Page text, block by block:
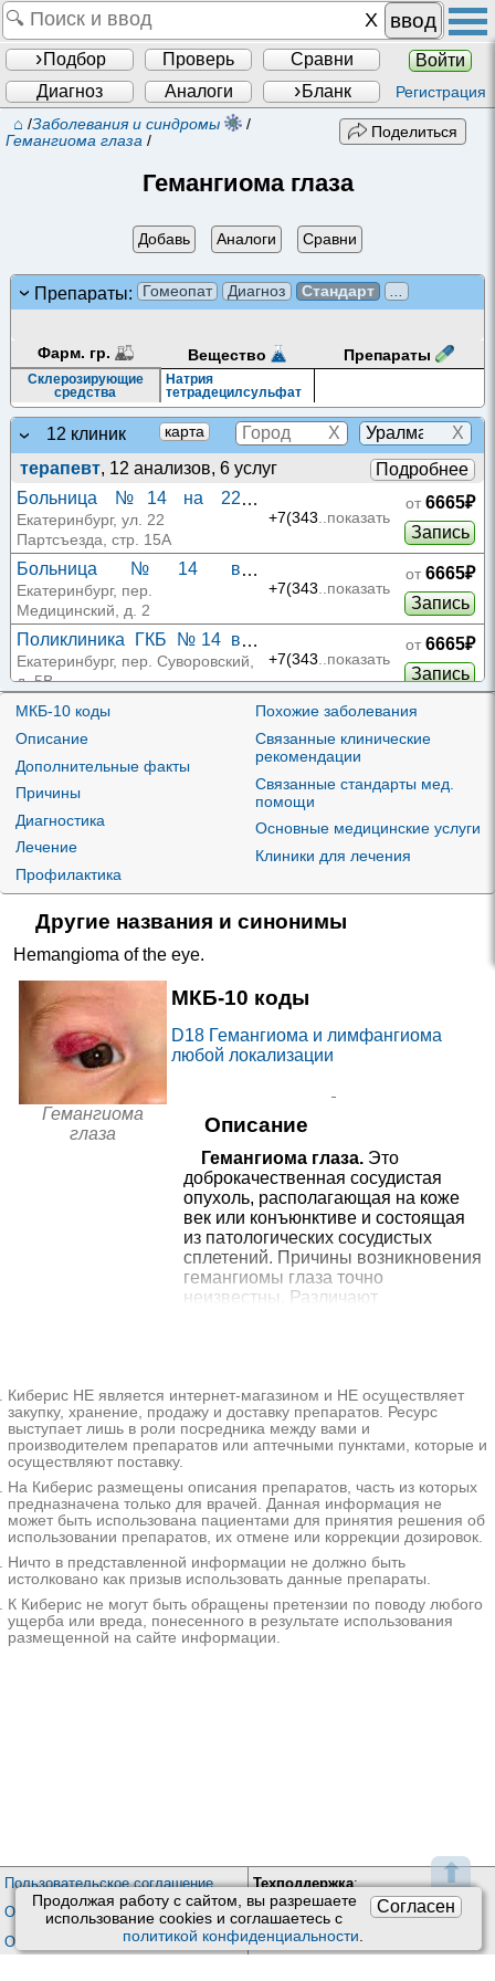
⬆
ввод
Подбор Проверь Сравни
Войти
Диагноз
Аналоги Бланк Регистрация
Согласен
Продолжая работу с сайтом, вы разрешаете
использование сookies и соглашаетесь с
политикой конфиденциальности.
⌂ /Заболевания и синдромы
/
Гемангиома глаза/
Поделиться
Гемангиома глаза
Добавь Аналоги Сравни
Препараты: Гомеопат Диагноз Стандарт
Фарм. гр. Вещество Препараты
Склерозирующие
средства
Натрия
тетрадецилсульфат
12 клиник карта X
X
терапевт, 12 анализов, 6 услуг
Подробнее
Больница №14 на 22
Партсъезда
Екатеринбург, ул. 22
Партсъезда, стр. 15А
+7(343..показать
от 6665₽
Запись
Больница №14 в
Медицинском переулке
Екатеринбург, пер.
Медицинский, д. 2
+7(343..показать
от 6665₽
Запись
Поликлиника ГКБ №14 в
Суворовском переулке 5В
Екатеринбург, пер. Суворовский,
д. 5В
+7(343..показать
от 6665₽
Запись
Роддом ГКБ №14 в
Суворовском переулке 4
Екатеринбург, пер. Суворовский,
от
Запись
Женская консультация ГКБ
№14 в Суворовском
переулке 5
Екатеринбург, пер. Суворовский,
д. 5
+7(343
от 6707₽
КДЦ ГКБ №14 в
Суворовском переулке 5
Екатеринбург, пер. Суворовский,
д. 5
от
Травмпункт ГКБ №14 в
Суворовском переулке 5В
Екатеринбург, пер. Суворовский,
д. 5В
Екатеринбургский
Медицинский Центр на
Старых Большевиков
Екатеринбург, ул. Старых
Большевиков, д. 5
+7(343 ..показать
11460₽
МЦ Доктор Плюс на
Кузнецова 21
Екатеринбург, ул. Кузнецова, д.
МЦ Доктор Плюс на
Екатеринбург, ул. Кузнецова, д. 7
+7(343..показать
Запись
Ещё 2 клиники
* - клиника оказывает не 100% из выбранных услуг. Подробнее
при нажатии на цену.
МКБ-10 коды
Описание
Дополнительные факты
Причины
Диагностика
Лечение
Профилактика
Похожие заболевания
Связанные клинические
рекомендации
Связанные стандарты мед.
помощи
Основные медицинские услуги
Клиники для лечения
Другие названия и синонимы
Hemangioma of the eye.
Гемангиома
глаза
МКБ-10 коды
D18 Гемангиома и лимфангиома
любой локализации
Описание
Гемангиома глаза. Это
доброкачественная сосудистая
опухоль, располагающая на коже
век или конъюнктиве и состоящая
из патологических сосудистых
сплетений. Причины возникновения
гемангиомы глаза точно
неизвестны. Различают
Диагностику проводят с помощью
визуального осмотра и
биомикроскопии, из
дополнительных методов
орбит, ангиографию. Лечение
проводят консервативно или
оперативно, в зависимости от
размеров и места расположения
гемангиомы. При раннем
обращении и правильном лечении
прогноз благоприятный.
частым прорастанием в
окружающие ткани. Гемангиома
глаза является одной из самых
частых доброкачественных
опухолей в детской офтальмологии.
Киберис НЕ является интернет-магазином и НЕ осуществляет
закупку, хранение, продажу и доставку препаратов. Ресурс
выступает лишь в роли посредника между вами и
производителем препаратов или аптечными пунктами, которые и
осуществляют поставку.
На Киберис размещены описания препаратов, часть из которых
предназначена только для врачей. Данная информация не
может быть использована пациентами для принятия решения об
использовании препаратов, их отмене или коррекции дозировок.
Ничто в представленной информации не должно быть
истолковано как призыв использовать данные препараты.
К Киберис не могут быть обращены претензии по поводу любого
ущерба или вреда, понесенного в результате использования
размещенной на сайте информации.
Пользовательское соглашение
Обработка персональных данных
О проекте Киберис
Техподдержка:
Обратная связь
Почта:kiberis@mail.ru